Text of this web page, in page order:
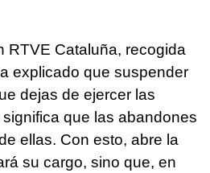
RTVE Cataluña, recogida
explicado que suspender
dejas de ejercer las
que las abandones
ellas. Con esto, abre la
su cargo, sino que, en